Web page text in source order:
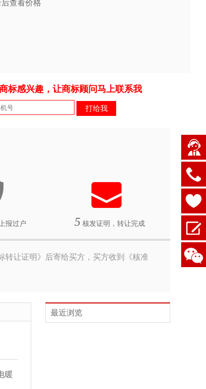
查看价格
标感兴趣，让商标顾问马上联系我
报过户 5 核发证明，转让完成
转让证明》后寄给买方，买方收到《核准
暖
最近浏览